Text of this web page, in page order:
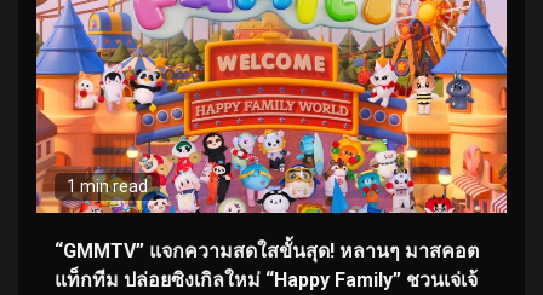
1 min read
“GMMTV” แจกความสดใสขั้นสุด! หลานๆ มาสคอต
แท็กทีม ปล่อยซิงเกิลใหม่ “Happy Family” ชวนเจ่เจ้